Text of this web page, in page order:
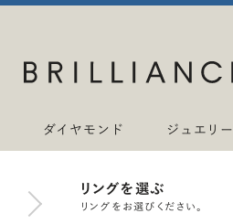
ダイヤモンド ジュエリー
リングを選ぶ
リングをお選びください。